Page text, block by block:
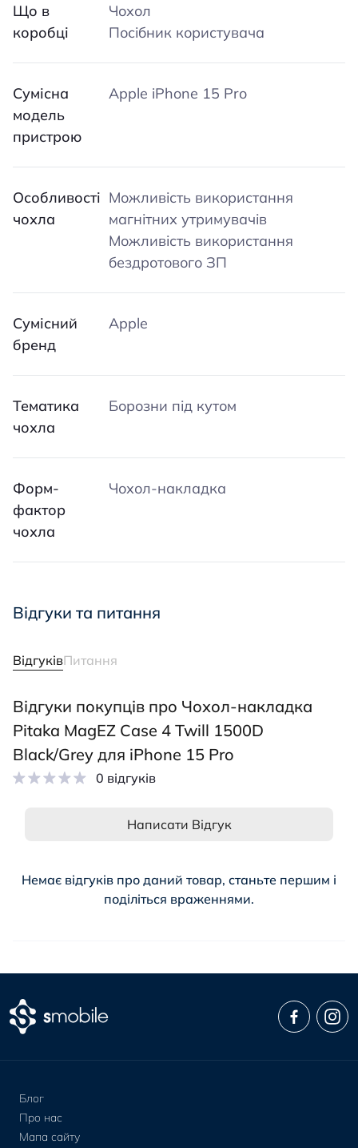
Що в
коробці
Чохол
Посібник користувача
Сумісна
модель
пристрою
Apple iPhone 15 Pro
Особливості
чохла
Можливість використання
магнітних утримувачів
Можливість використання
бездротового ЗП
Сумісний
бренд
Apple
Тематика
чохла
Борозни під кутом
Форм-
фактор
чохла
Чохол-накладка
Відгуки та питання
ВідгуківПитання
Відгуки покупців про Чохол-накладка
Pitaka MagEZ Case 4 Twill 1500D
Black/Grey для iPhone 15 Pro
0 відгуків
Написати Відгук
Немає відгуків про даний товар, станьте першим і
поділіться враженнями.
Блог
Про нас
Мапа сайту